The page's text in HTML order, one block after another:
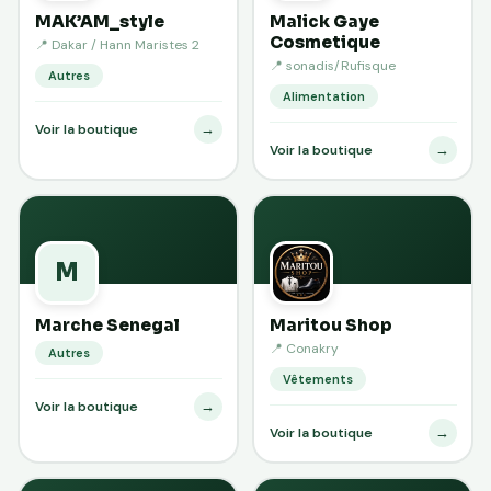
MAK’AM_style
📍 Dakar / Hann Maristes 2
Autres
Voir la boutique →
Malick Gaye
Cosmetique
📍 sonadis/Rufisque
Alimentation
Voir la boutique →
M
Marche Senegal
Autres
Voir la boutique →
Maritou Shop
📍 Conakry
Vêtements
Voir la boutique →